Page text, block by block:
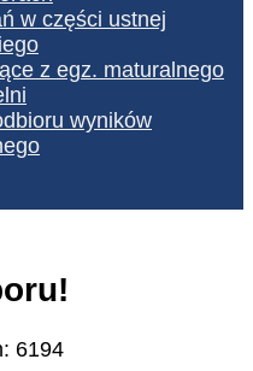
w części ustnej
z egz. maturalnego
wyników
6194